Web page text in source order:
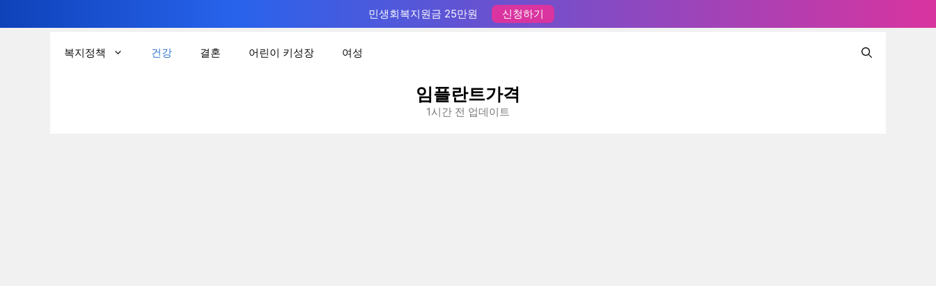
민생회복지원금 25만원 신청하기
복지정책 건강 결혼 어린이 키성장 여성
임플란트가격
1시간 전 업데이트